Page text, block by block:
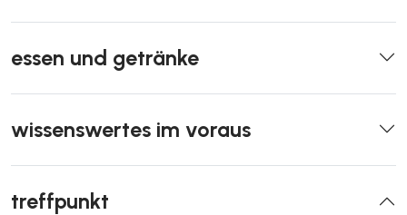
essen und getränke
wissenswertes im voraus
treffpunkt